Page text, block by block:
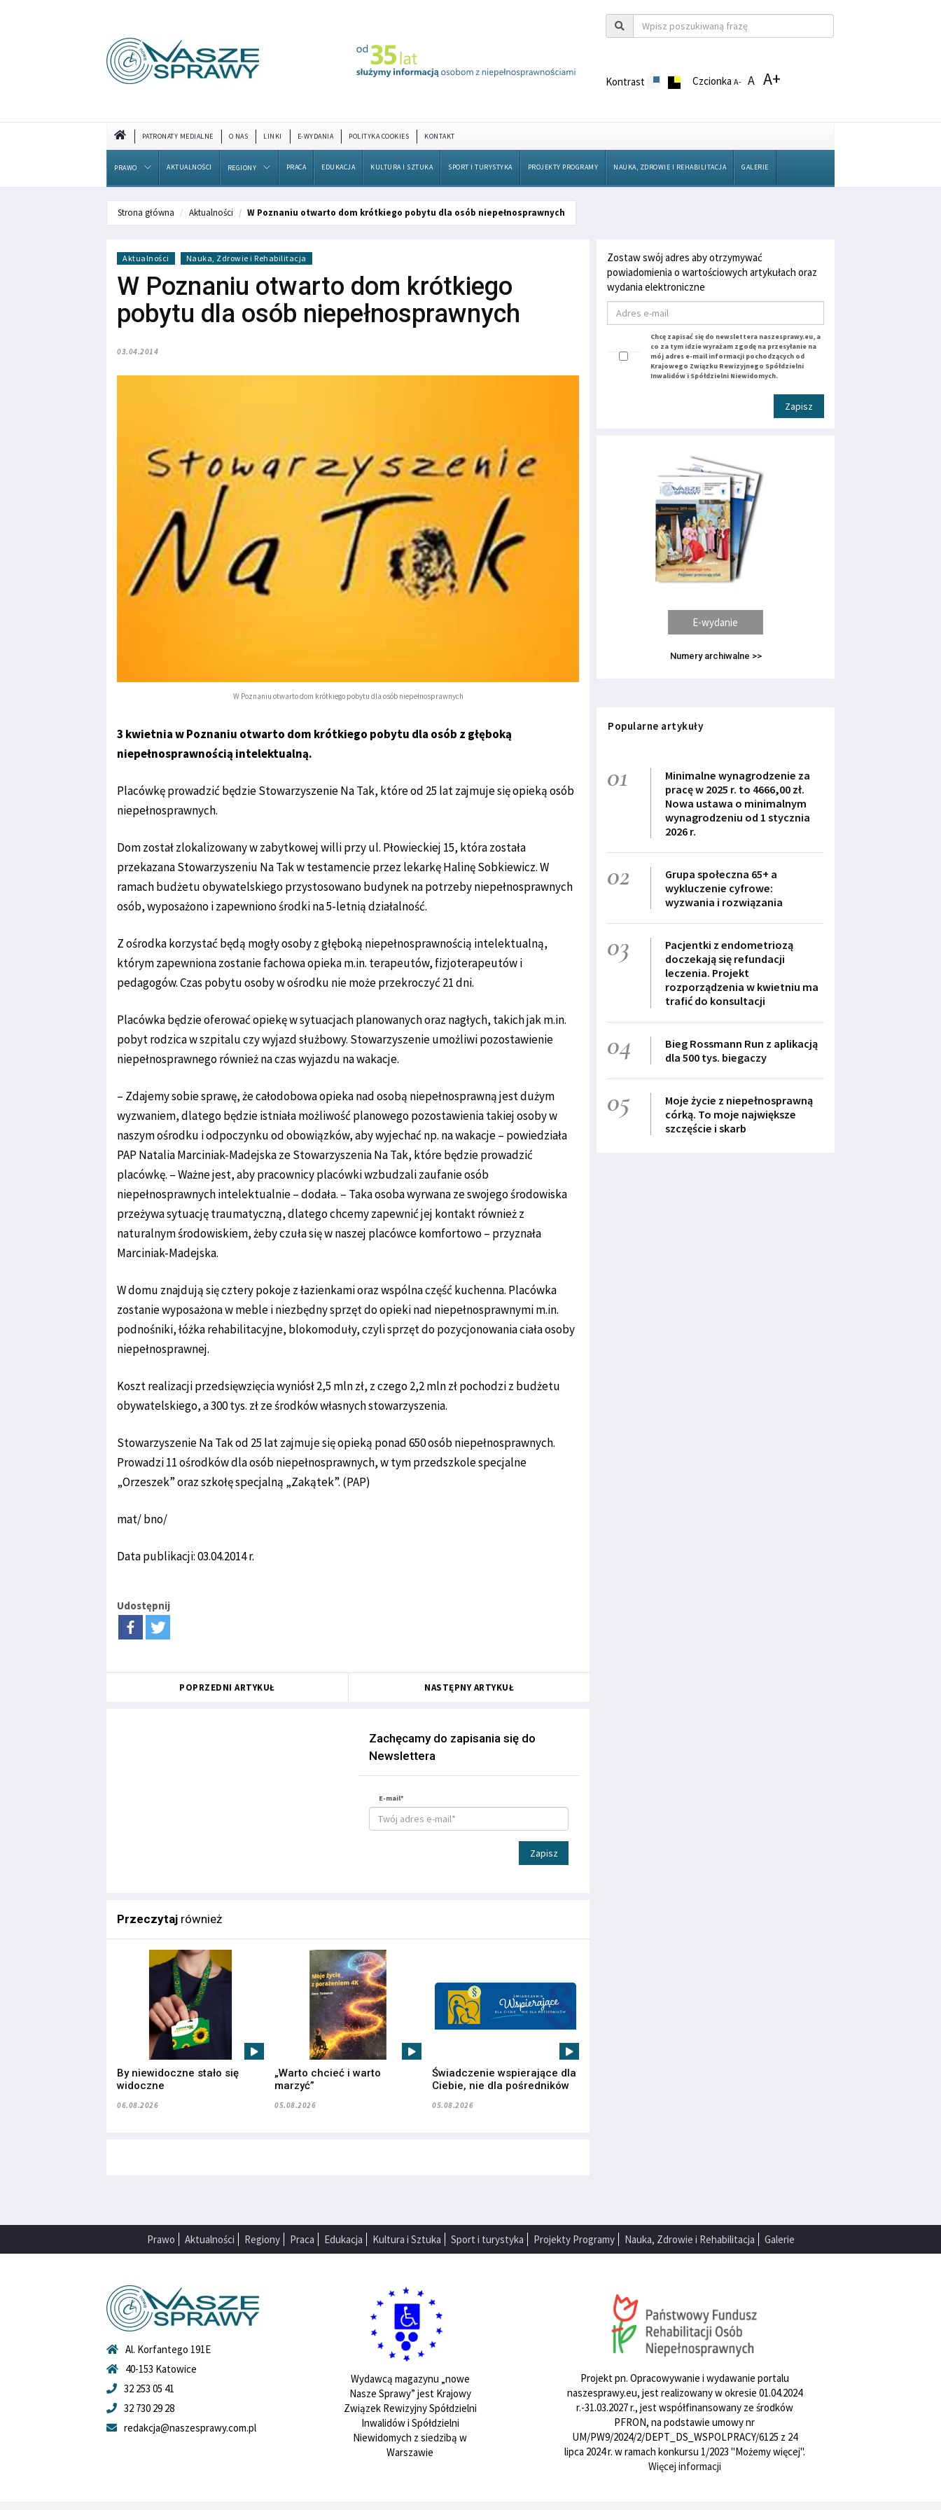
Kontrast CzcionkaA- A A+
PATRONATY MEDIALNE O NAS LINKI E-WYDANIA POLITYKA COOKIES KONTAKT
PRAWO AKTUALNOŚCI REGIONY PRACA EDUKACJA KULTURA I SZTUKA SPORT I TURYSTYKA PROJEKTY PROGRAMY NAUKA, ZDROWIE I REHABILITACJA GALERIE
Strona główna Aktualności W Poznaniu otwarto dom krótkiego pobytu dla osób niepełnosprawnych
Aktualności Nauka, Zdrowie i Rehabilitacja
W Poznaniu otwarto dom krótkiego
pobytu dla osób niepełnosprawnych
03.04.2014
W Poznaniu otwarto dom krótkiego pobytu dla osób niepełnosprawnych
3 kwietnia w Poznaniu otwarto dom krótkiego pobytu dla osób z głęboką
niepełnosprawnością intelektualną.
Placówkę prowadzić będzie Stowarzyszenie Na Tak, które od 25 lat zajmuje się opieką osób
niepełnosprawnych.
Dom został zlokalizowany w zabytkowej willi przy ul. Płowieckiej 15, która została
przekazana Stowarzyszeniu Na Tak w testamencie przez lekarkę Halinę Sobkiewicz. W
ramach budżetu obywatelskiego przystosowano budynek na potrzeby niepełnosprawnych
osób, wyposażono i zapewniono środki na 5-letnią działalność.
Z ośrodka korzystać będą mogły osoby z głęboką niepełnosprawnością intelektualną,
którym zapewniona zostanie fachowa opieka m.in. terapeutów, fizjoterapeutów i
pedagogów. Czas pobytu osoby w ośrodku nie może przekroczyć 21 dni.
Placówka będzie oferować opiekę w sytuacjach planowanych oraz nagłych, takich jak m.in.
pobyt rodzica w szpitalu czy wyjazd służbowy. Stowarzyszenie umożliwi pozostawienie
niepełnosprawnego również na czas wyjazdu na wakacje.
– Zdajemy sobie sprawę, że całodobowa opieka nad osobą niepełnosprawną jest dużym
wyzwaniem, dlatego będzie istniała możliwość planowego pozostawienia takiej osoby w
naszym ośrodku i odpoczynku od obowiązków, aby wyjechać np. na wakacje – powiedziała
PAP Natalia Marciniak-Madejska ze Stowarzyszenia Na Tak, które będzie prowadzić
placówkę. – Ważne jest, aby pracownicy placówki wzbudzali zaufanie osób
niepełnosprawnych intelektualnie – dodała. – Taka osoba wyrwana ze swojego środowiska
przeżywa sytuację traumatyczną, dlatego chcemy zapewnić jej kontakt również z
naturalnym środowiskiem, żeby czuła się w naszej placówce komfortowo – przyznała
Marciniak-Madejska.
W domu znajdują się cztery pokoje z łazienkami oraz wspólna część kuchenna. Placówka
zostanie wyposażona w meble i niezbędny sprzęt do opieki nad niepełnosprawnymi m.in.
podnośniki, łóżka rehabilitacyjne, blokomoduły, czyli sprzęt do pozycjonowania ciała osoby
niepełnosprawnej.
Koszt realizacji przedsięwzięcia wyniósł 2,5 mln zł, z czego 2,2 mln zł pochodzi z budżetu
obywatelskiego, a 300 tys. zł ze środków własnych stowarzyszenia.
Stowarzyszenie Na Tak od 25 lat zajmuje się opieką ponad 650 osób niepełnosprawnych.
Prowadzi 11 ośrodków dla osób niepełnosprawnych, w tym przedszkole specjalne
„Orzeszek” oraz szkołę specjalną „Zakątek”. (PAP)
mat/ bno/
Data publikacji: 03.04.2014 r.
Udostępnij
POPRZEDNI ARTYKUŁ NASTĘPNY ARTYKUŁ
Zachęcamy do zapisania się do
Newslettera
E-mail*
Zapisz
Przeczytaj również
By niewidoczne stało się
widoczne
06.08.2026
„Warto chcieć i warto
marzyć”
05.08.2026
Świadczenie wspierające dla
Ciebie, nie dla pośredników
05.08.2026
Zostaw swój adres aby otrzymywać
powiadomienia o wartościowych artykułach oraz
wydania elektroniczne
Chcę zapisać się do newslettera naszesprawy.eu, a
co za tym idzie wyrażam zgodę na przesyłanie na
mój adres e-mail informacji pochodzących od
Krajowego Związku Rewizyjnego Spółdzielni
Inwalidów i Spółdzielni Niewidomych.
Zapisz
E-wydanie
Numery archiwalne >>
Popularne artykuły
01
Minimalne wynagrodzenie za
pracę w 2025 r. to 4666,00 zł.
Nowa ustawa o minimalnym
wynagrodzeniu od 1 stycznia
2026 r.
02
Grupa społeczna 65+ a
wykluczenie cyfrowe:
wyzwania i rozwiązania
03
Pacjentki z endometriozą
doczekają się refundacji
leczenia. Projekt
rozporządzenia w kwietniu ma
trafić do konsultacji
04
Bieg Rossmann Run z aplikacją
dla 500 tys. biegaczy
05
Moje życie z niepełnosprawną
córką. To moje największe
szczęście i skarb
Prawo Aktualności Regiony Praca Edukacja Kultura i Sztuka Sport i turystyka Projekty Programy Nauka, Zdrowie i Rehabilitacja Galerie
Al. Korfantego 191E
40-153 Katowice
32 253 05 41
32 730 29 28
redakcja@naszesprawy.com.pl
Wydawcą magazynu „nowe
Nasze Sprawy” jest Krajowy
Związek Rewizyjny Spółdzielni
Inwalidów i Spółdzielni
Niewidomych z siedzibą w
Warszawie
Projekt pn. Opracowywanie i wydawanie portalu
naszesprawy.eu, jest realizowany w okresie 01.04.2024
r.-31.03.2027 r., jest współfinansowany ze środków
PFRON, na podstawie umowy nr
UM/PW9/2024/2/DEPT_DS_WSPOLPRACY/6125 z 24
lipca 2024 r. w ramach konkursu 1/2023 "Możemy więcej".
Więcej informacji